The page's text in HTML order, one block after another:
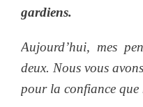
gardiens.
Aujourd’hui, mes
deux. Nous vous
pour la confiance que